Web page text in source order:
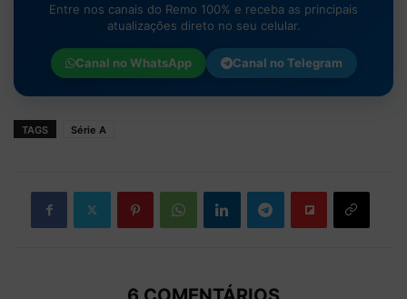
Entre nos canais do Remo 100% e receba as principais
atualizações direto no seu celular.
Canal noWhatsApp Canal noTelegram
TAGS Série A